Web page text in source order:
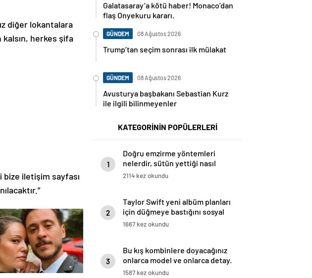
diğer lokantalara
herkes şifa
iletişim sayfası
Galatasaray’a kötü haber! Monaco’dan
flaş Onyekuru kararı.
GÜNDEM 08 Ağustos 2026
Trump’tan seçim sonrası ilk mülakat
GÜNDEM 08 Ağustos 2026
Avusturya başbakanı Sebastian Kurz
ile ilgili bilinmeyenler
KATEGORİNİN POPÜLERLERİ
1
Doğru emzirme yöntemleri
nelerdir, sütün yettiği nasıl
anlaşılır?
2114 kez okundu
2
Taylor Swift yeni albüm planları
için düğmeye bastığını sosyal
medyadan duyurdu!
1667 kez okundu
3
Bu kış kombinlere doyacağınız
onlarca model ve onlarca detay.
1587 kez okundu